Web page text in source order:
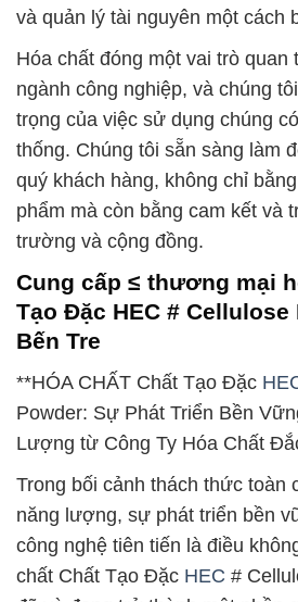
và quản lý tài nguyên một cách
Hóa chất đóng một vai trò quan
ngành công nghiệp, và chúng
trọng của việc sử dụng chúng
thống. Chúng tôi sẵn sàng làm
quý khách hàng, không chỉ
phẩm mà còn bằng cam kết và
trường và cộng đồng.
Cung cấp ≤ thương mại
Tạo Đặc HEC # Cellulose
Bến Tre
**HÓA CHẤT Chất Tạo Đặc
Powder: Sự Phát Triển Bền
Lượng từ Công Ty Hóa Chất
Trong bối cảnh thách thức toàn
năng lượng, sự phát triển bền
công nghệ tiên tiến là điều
chất Chất Tạo Đặc HEC #